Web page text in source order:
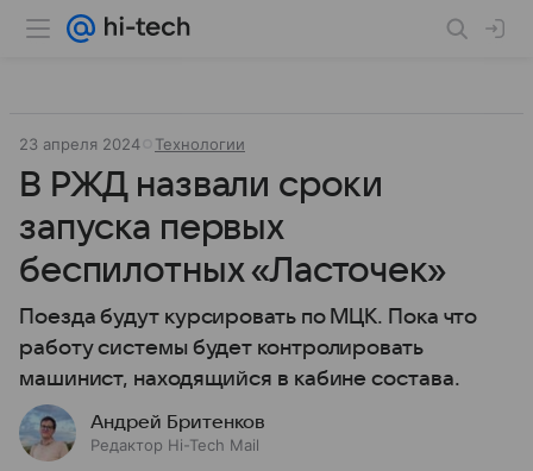
23 апреля 2024 Технологии
В РЖД назвали сроки
запуска первых
беспилотных «Ласточек»
Поезда будут курсировать по МЦК. Пока что
работу системы будет контролировать
машинист, находящийся в кабине состава.
Андрей Бритенков
Редактор Hi-Tech Mail